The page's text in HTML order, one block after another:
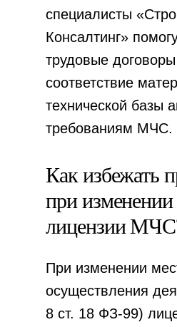
специалисты
Консалтинг»
трудовые
соответствие
технической базы
требованиям МЧС.
Как избежать
при изменении
лицензии
При изменении
осуществления
8 ст. 18 ФЗ-99)